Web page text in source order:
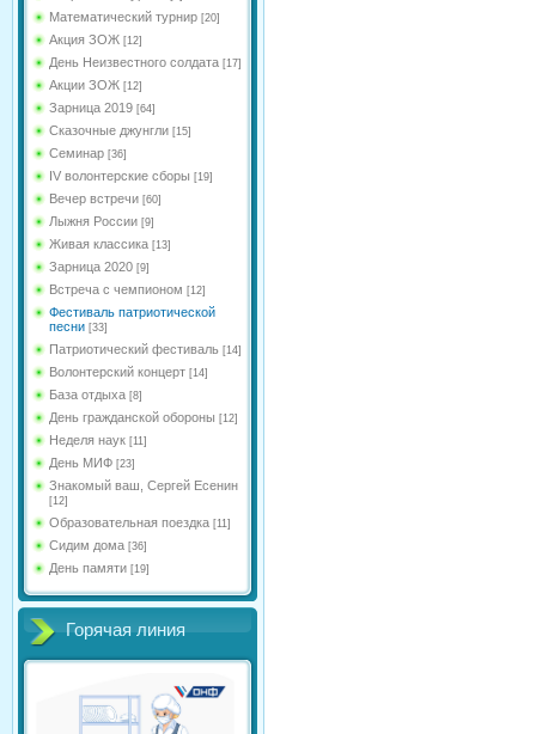
Математический турнир [20]
Акция ЗОЖ [12]
День Неизвестного солдата [17]
Акции ЗОЖ [12]
Зарница 2019 [64]
Сказочные джунгли [15]
Семинар [36]
IV волонтерские сборы [19]
Вечер встречи [60]
Лыжня России [9]
Живая классика [13]
Зарница 2020 [9]
Встреча с чемпионом [12]
Фестиваль патриотической
песни [33]
Патриотический фестиваль [14]
Волонтерский концерт [14]
База отдыха [8]
День гражданской обороны [12]
Неделя наук [11]
День МИФ [23]
Знакомый ваш, Сергей Есенин
[12]
Образовательная поездка [11]
Сидим дома [36]
День памяти [19]
Горячая линия